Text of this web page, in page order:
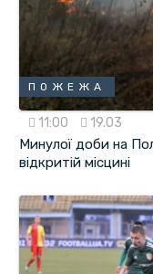
ПОЖЕЖА
11:00 19.03
Минулої доби на
відкритій місцині